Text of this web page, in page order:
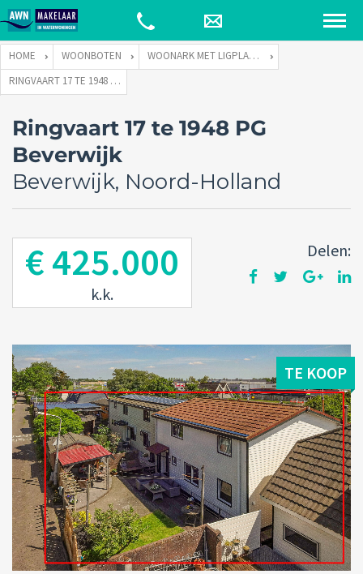
HOME WOONBOTEN
WOONARK MET LIGPLAATS
RINGVAART 17 TE 1948 PG BEVERWIJK
Ringvaart 17 te 1948 PG
Beverwijk
Beverwijk, Noord-Holland
€ 425.000
k.k.
Delen:
TE KOOP